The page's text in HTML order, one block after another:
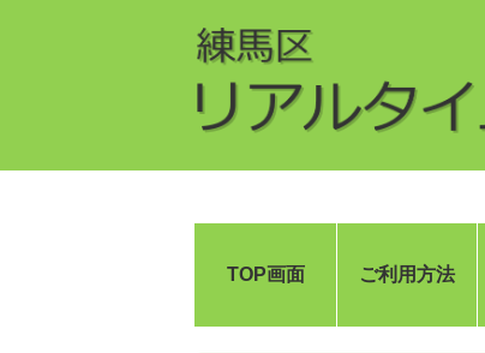
TOP画面 ご利用方法